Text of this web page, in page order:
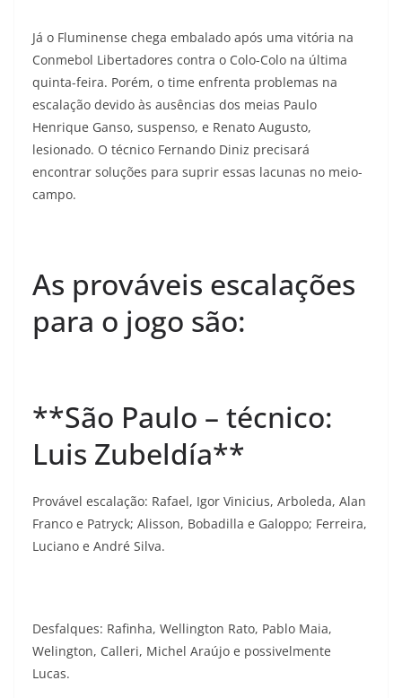
Já o Fluminense chega embalado após uma vitória na
Conmebol Libertadores contra o Colo-Colo na última
quinta-feira. Porém, o time enfrenta problemas na
escalação devido às ausências dos meias Paulo
Henrique Ganso, suspenso, e Renato Augusto,
lesionado. O técnico Fernando Diniz precisará
encontrar soluções para suprir essas lacunas no meio-
campo.
As prováveis escalações
para o jogo são:
**São Paulo – técnico:
Luis Zubeldía**
Provável escalação: Rafael, Igor Vinicius, Arboleda, Alan
Franco e Patryck; Alisson, Bobadilla e Galoppo; Ferreira,
Luciano e André Silva.
Desfalques: Rafinha, Wellington Rato, Pablo Maia,
Welington, Calleri, Michel Araújo e possivelmente
Lucas.